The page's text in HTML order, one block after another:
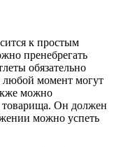
к простым
пренебрегать
обязательно
любой момент могут
можно
товарища. Он должен
можно успеть